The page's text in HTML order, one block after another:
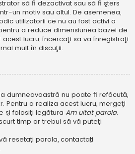
să fi dezactivat sau să fi şters
un motiv sau altul. De asemenea,
utilizatorii ce nu au fost activi o
a reduce dimensiunea bazei de
lucru, încercaţi să vă înregistraţi
mult în discuţii.
dumneavoastră nu poate fi refăcută,
Pentru a realiza acest lucru, mergeţi
şi folosiţi legătura Am uitat parola.
timp ar trebui să vă puteţi
resetați parola, contactați